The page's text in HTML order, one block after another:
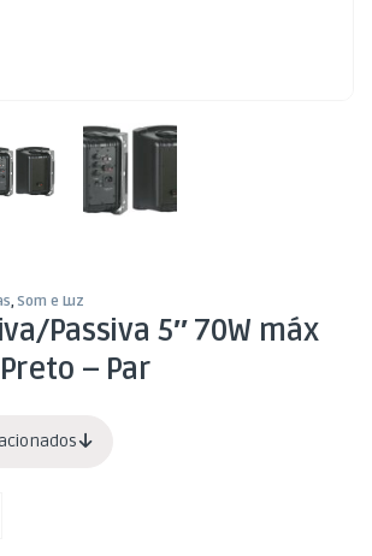
,Som e Luz
Passiva 5″ 70W máx
– Par